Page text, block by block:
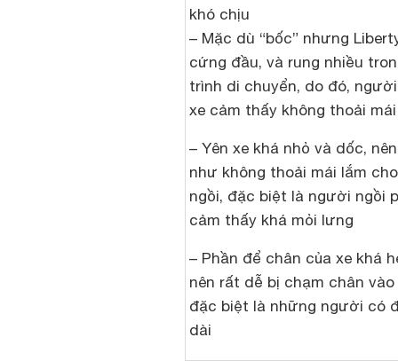
khó chịu
– Mặc dù “bốc” nhưng
cứng đầu, và rung nhiều
trình di chuyển, do đó,
xe cảm thấy không thoải mái
– Yên xe khá nhỏ và dốc,
như không thoải mái lắm
ngồi, đặc biệt là người ngồi
cảm thấy khá mỏi lưng
– Phần để chân của xe khá
nên rất dễ bị chạm chân vào
đặc biệt là những người có
dài